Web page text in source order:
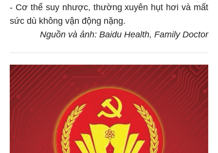
- Cơ thể suy nhược, thường xuyên hụt hơi và mất
sức dù không vận động nặng.
Nguồn và ảnh: Baidu Health, Family Doctor